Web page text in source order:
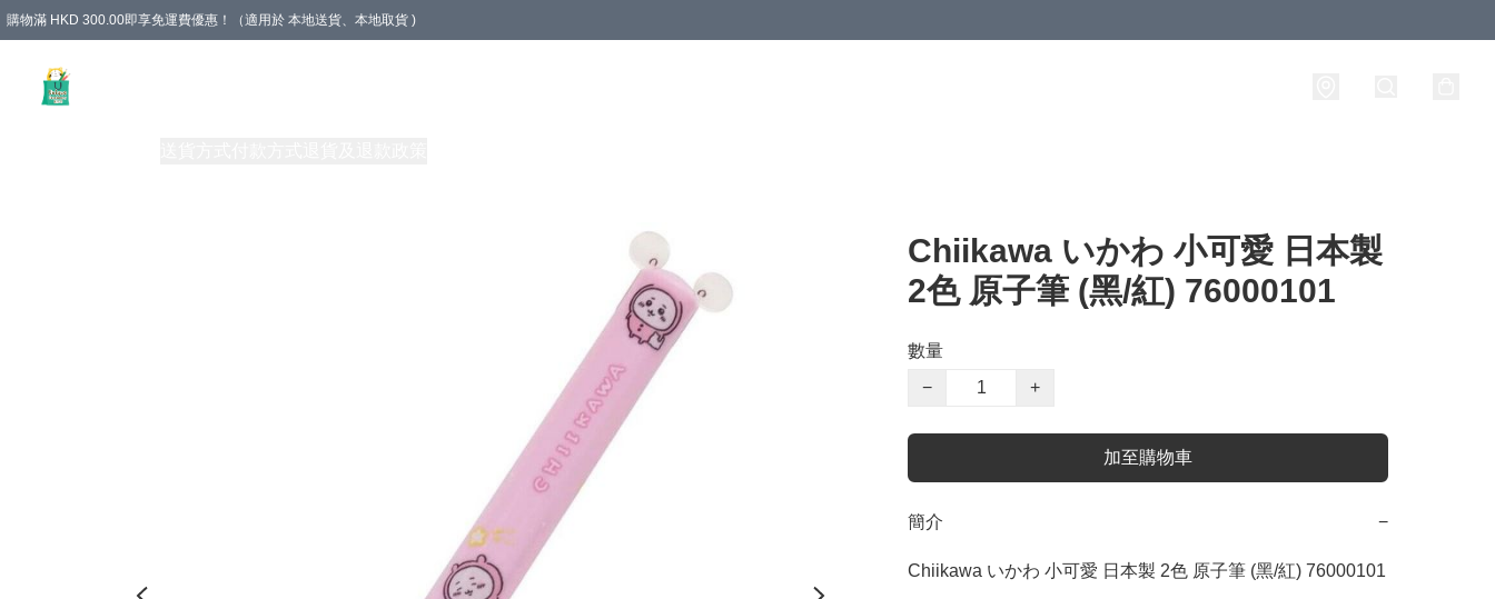
購物滿 HKD 300.00即享免運費優惠！（適用於 本地送貨、本地取貨 )
Chiikawa いかわ 小可愛 日本製
2色 原子筆 (黑/紅) 76000101
數量
−
+
加至購物車
簡介 −
Chiikawa いかわ 小可愛 日本製 2色 原子筆 (黑/紅) 76000101